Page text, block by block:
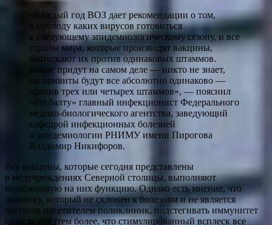
«Каждый год ВОЗ дает рекомендации о том,
к приходу каких вирусов готовиться
к следующему эпидемиологическому сезону, и все
страны мира, которые производят вакцины,
выпускают их против одинаковых штаммов.
Какие придут на самом деле — никто не знает,
но привиты будут все абсолютно одинаково —
против трех или четырех штаммов», — пояснил
«Росбалту» главный инфекционист Федерального
медико-биологического агентства, заведующий
кафедрой инфекционных болезней
и эпидемиологии РНИМУ имени Пирогова
Владимир Никифоров.
Все вакцины, которые сегодня представлены
в медучреждениях Северной столицы, выполняют
возложенную на них функцию. Однако есть мнение, что
человеку, который не склонен к болезням и не является
частным посетителем поликлиник, подстегивать иммунитет
смысла нет (тем более, что стимулированный всплеск все